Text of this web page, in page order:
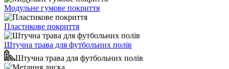
Модульне гумове покриття
Пластикове покриття
Штучна трава для футбольних полів
Штучна трава для футбольних полів